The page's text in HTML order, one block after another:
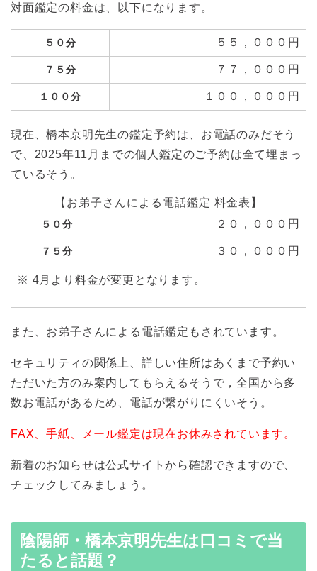
対面鑑定の料金は、以下になります。
５０分 ５５，０００円
７５分 ７７，０００円
１００分 １００，０００円
現在、橋本京明先生の鑑定予約は、お電話のみだそう
で、2025年11月までの個人鑑定のご予約は全て埋まっ
ているそう。
【お弟子さんによる電話鑑定 料金表】
５０分 ２０，０００円
７５分 ３０，０００円
※ 4月より料金が変更となります。
また、お弟子さんによる電話鑑定もされています。
セキュリティの関係上、詳しい住所はあくまで予約い
ただいた方のみ案内してもらえるそうで，全国から多
数お電話があるため、電話が繋がりにくいそう。
FAX、手紙、メール鑑定は現在お休みされています。
新着のお知らせは公式サイトから確認できますので、
チェックしてみましょう。
陰陽師・橋本京明先生は口コミで当
たると話題？